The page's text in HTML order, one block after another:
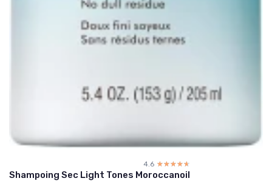
4.6 ☆☆☆☆☆
★★★★★
Shampoing Sec Light Tones Moroccanoil